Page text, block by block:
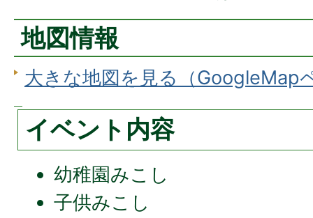
地図情報
大きな地図を見る（GoogleMap
イベント内容
幼稚園みこし
子供みこし